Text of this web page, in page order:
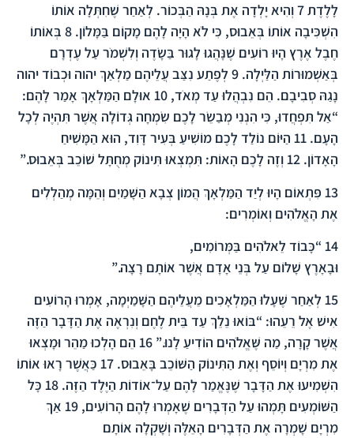
לָלֶדֶת7וְהִיא יָלְדָה אֶת בְּנָהּ הַבְּכוֹר. לְאַחַר שֶׁחִתְּלָה אוֹתוֹ
הִשְׁכִּיבָה אוֹתוֹ בְּאֵבוּס, כִּי לֹא הָיָה לָהֶם מָקוֹם בַּמָּלוֹן. 8 בְּאוֹתוֹ
חֶבֶל אֶרֶץ הָיוּ רוֹעִים שֶׁנָּהֲגוּ לָגוּר בַּשָֹדֶה וְלִשְׁמֹר עַל עֶדְרָם
בְּאַשְׁמוּרוֹת הַלַּיְלָה. 9 לְפֶתַע נִצַּב עֲלֵיהֶם מַלְאַךְ יהוה וּכְבוֹד יהוה
נָגַהּ סְבִיבָם. הֵם נִבְהֲלוּ עַד מְאֹד, 10 אוּלָם הַמַּלְאָךְ אָמַר לָהֶם:
“אַל תִּפְחֲדוּ, כִּי הִנְנִי מְבַשֵֹר לָכֶם שִׂמְחָה גְּדוֹלָה אֲשֶׁר תִּהְיֶה לְכָל
הָעָם. 11 הַיּוֹם נוֹלַד לָכֶם מוֹשִׁיעַ בְּעִיר דָּוִד, הוּא הַמָּשִׁיחַ
הָאָדוֹן. 12וְזֶה לָכֶם הָאוֹת: תִּמְצְאוּ תִּינוֹק מְחֻתָּל שׁוֹכֵב בְּאֵבוּס.”
13 פִּתְאוֹם הָיוּ לְיַד הַמַּלְאָךְ הֲמוֹן צְבָא הַשָּׁמַיִם וְהֵמָּה מְהַלְלִים
אֶת הָאֱלֹהִים וְאוֹמְרִים:
14 “כָּבוֹד לֵאלֹהִים בַּמְּרוֹמִים,
וּבָאָרֶץ שָׁלוֹם עַל בְּנֵי אָדָם אֲשֶׁר אוֹתָם רָצָה.”
15 לְאַחַר שֶׁעָלוּ הַמַּלְאָכִים מֵעֲלֵיהֶם הַשָּׁמַיְמָה, אָמְרוּ הָרוֹעִים
אִישׁ אֶל רֵעֵהוּ: “בּוֹאוּ נֵלֵךְ עַד בֵּית לֶחֶם וְנִרְאֶה אֶת הַדָּבָר הַזֶּה
אֲשֶׁר קָרָה, מַה שֶּׁאֱלֹהִים הוֹדִיעַ לָנוּ.” 16 הֵם הָלְכוּ מַהֵר וּמָצְאוּ
אֶת מִרְיָם וְיוֹסֵף וְאֶת הַתִּינוֹק הַשּׁוֹכֵב בָּאֵבוּס. 17 כַּאֲשֶׁר רָאוּ אוֹתוֹ
הִשְׁמִיעוּ אֶת הַדָּבָר שֶׁנֶּאֱמַר לָהֶם עַל־אוֹדוֹת הַיֶּלֶד הַזֶּה. 18 כָּל
הַשּׁוֹמְעִים תָּמְהוּ עַל הַדְּבָרִים שֶׁאָמְרוּ לָהֶם הָרוֹעִים, 19 אַךְ
מִרְיָם שָׁמְרָה אֶת הַדְּבָרִים הָאֵלֶּה וְשָׁקְלָה אוֹתָם